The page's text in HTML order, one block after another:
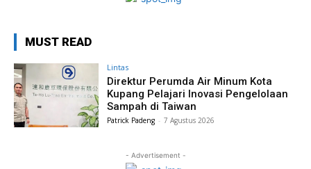
MUST READ
Lintas
Direktur Perumda Air Minum Kota
Kupang Pelajari Inovasi Pengelolaan
Sampah di Taiwan
Patrick Padeng - 7 Agustus 2026
- Advertisement -